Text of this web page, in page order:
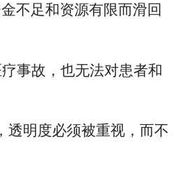
不足和资源有限而滑回
事故，也无法对患者和
透明度必须被重视，而不